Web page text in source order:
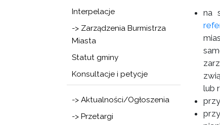
Interpelacje
-> Zarządzenia Burmistrza
Miasta
Statut gminy
Konsultacje i petycje
-> Aktualności/Ogłoszenia
-> Przetargi
na
lub